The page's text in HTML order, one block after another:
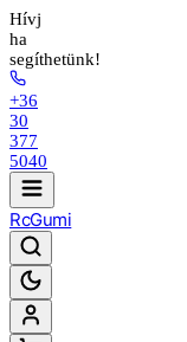
Hívj
ha
segíthetünk!
+36
30
377
5040
RcGumi